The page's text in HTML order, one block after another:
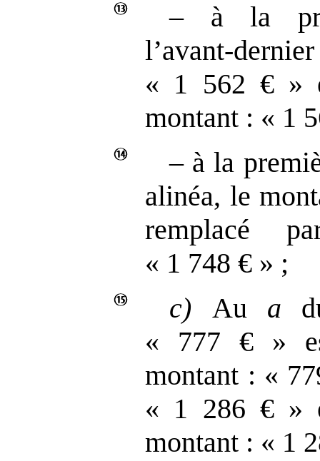
– à la
« 1 562 € »
montant : « 1
– à la
alinéa, le
remplacé
« 1 748 € » ;
c) Au a
« 777 € »
montant : «
« 1 286 € »
montant : « 1